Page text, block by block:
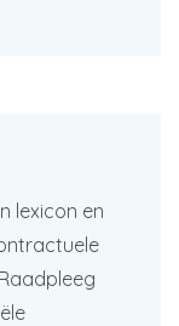
lexicon en